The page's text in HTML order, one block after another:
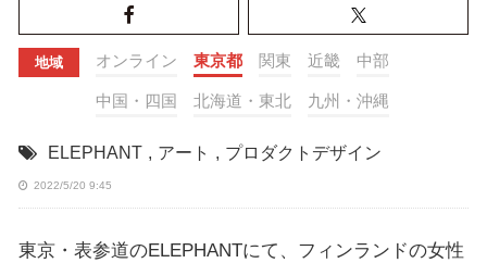
地域 オンライン 東京都 関東 近畿 中部
中国・四国 北海道・東北 九州・沖縄
ELEPHANT , アート , プロダクトデザイン
2022/5/20 9:45
東京・表参道のELEPHANTにて、フィンランドの女性